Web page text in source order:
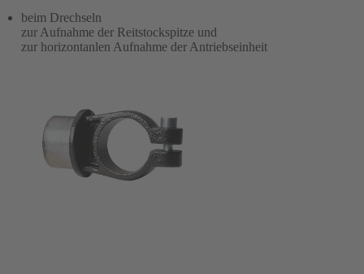
beim Drechseln
zur Aufnahme der Reitstockspitze und
zur horizontanlen Aufnahme der Antriebseinheit